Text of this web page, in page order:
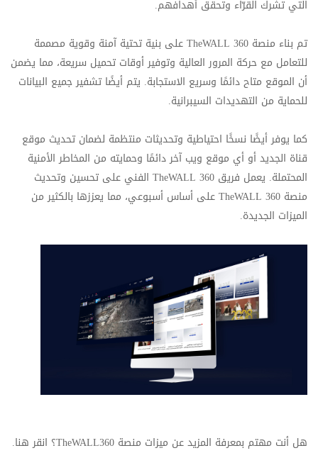
التي تشرك القرّاء وتحقق أهدافهم.
تم بناء منصة TheWALL 360على بنية تحتية آمنة وقوية مصممة
للتعامل مع حركة المرور العالية وتوفير أوقات تحميل سريعة، مما يضمن
أن الموقع متاح دائمًا وسريع الاستجابة. يتم أيضًا تشفير جميع البيانات
للحماية من التهديدات السيبرانية.
كما يوفر أيضًا نسخًا احتياطية وتحديثات منتظمة لضمان تحديث موقع
قناة الجديد أو أي موقع ويب آخر دائمًا وحمايته من المخاطر الأمنية
المحتملة. يعمل فريق TheWALL 360 الفني على تحسين وتحديث
منصة TheWALL 360على أساس أسبوعي، مما يعززها بالكثير من
الميزات الجديدة.
هل أنت مهتم بمعرفة المزيد عن ميزات منصة TheWALL360؟ انقر هنا.